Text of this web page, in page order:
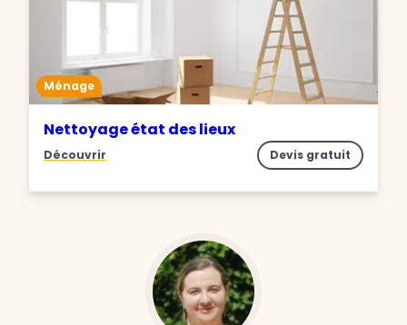
Ménage
Nettoyage état des lieux
Découvrir Devis gratuit